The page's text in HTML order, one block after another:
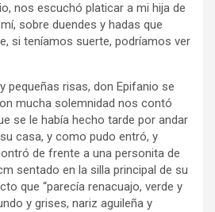
nos escuchó platicar a mi hija de
sobre duendes y hadas que
si teníamos suerte, podríamos ver
pequeñas risas, don Epifanio se
mucha solemnidad nos contó
se le había hecho tarde por andar
casa, y como pudo entró, y
de frente a una personita de
sentado en la silla principal de su
que “parecía renacuajo, verde y
y grises, nariz aguileña y